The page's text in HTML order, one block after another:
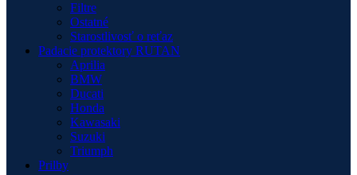
Filtre
Ostatné
Starostlivosť o reťaz
Padacie protektory RUTAN
Aprilia
BMW
Ducati
Honda
Kawasaki
Suzuki
Triumph
Prilby